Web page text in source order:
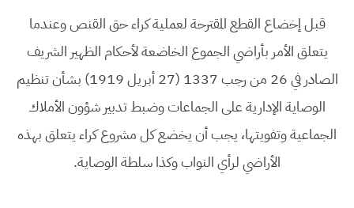
قبل إخضاع القطع المقترحة لعملية كراء حق القنص وعندما
يتعلق الأمر بأراضي الجموع الخاضعة لأحكام الظهير الشريف
الصادر في 26 من رجب 1337 (27 أبريل 1919) بشأن تنظيم
الوصاية الإدارية على الجماعات وضبط تدبير شؤون الأملاك
الجماعية وتفويتها، يجب أن يخضع كل مشروع كراء يتعلق بهذه
الأراضي لرأي النواب وكذا سلطة الوصاية.